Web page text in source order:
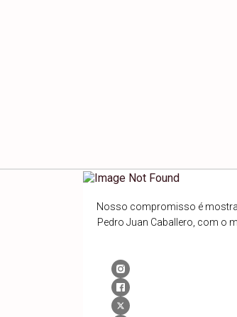
Nosso compromisso é
Pedro Juan Caballero, com o